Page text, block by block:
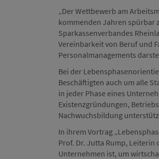
„Der Wettbewerb am
kommenden Jahren spürbar
Sparkassenverbandes
Vereinbarkeit von Beruf und
Personalmanagements
Bei der
Beschäftigten auch um alle
in jeder Phase eines
Existenzgründungen,
Nachwuchsbildung
In ihrem Vortrag
Prof. Dr. Jutta Rump,
Unternehmen ist, um